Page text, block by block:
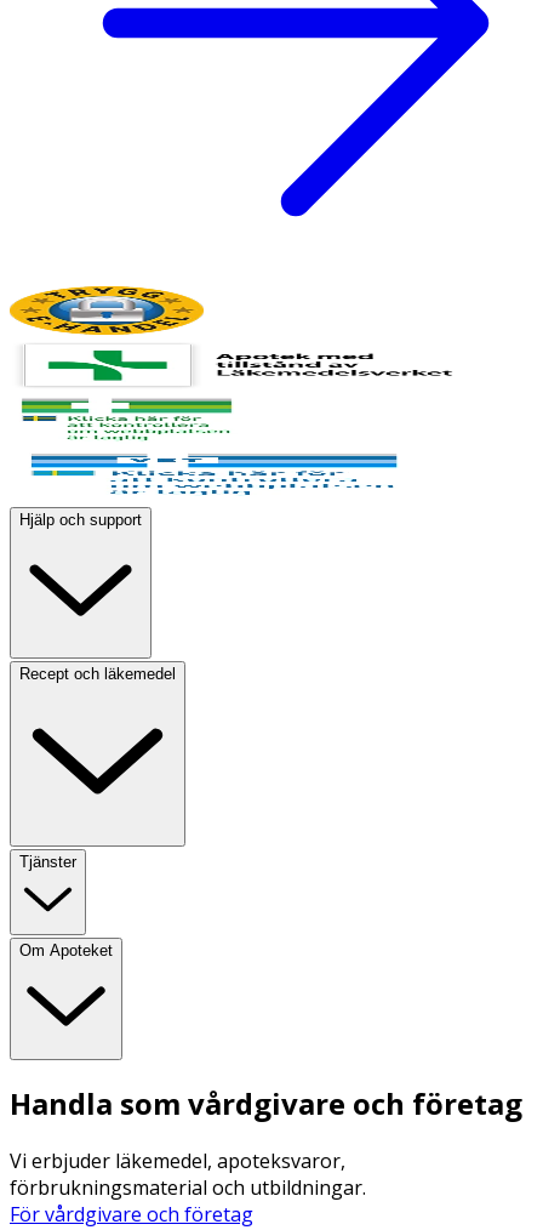
Hjälp och support
Recept och läkemedel
Tjänster
Om Apoteket
Handla som vårdgivare och företag
Vi erbjuder läkemedel, apoteksvaror,
förbrukningsmaterial och utbildningar.
För vårdgivare och företag